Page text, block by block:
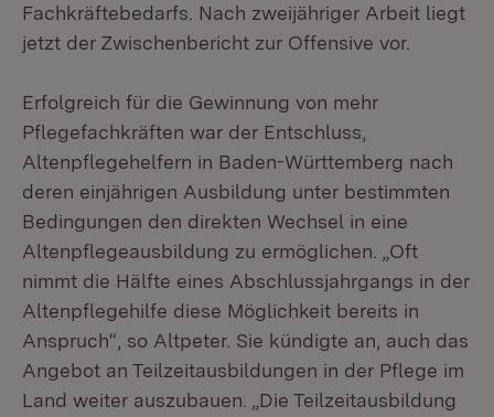
Fachkräftebedarfs. Nach zweijähriger Arbeit liegt
jetzt der Zwischenbericht zur Offensive vor.
Erfolgreich für die Gewinnung von mehr
Pflegefachkräften war der Entschluss,
Altenpflegehelfern in Baden-Württemberg nach
deren einjährigen Ausbildung unter bestimmten
Bedingungen den direkten Wechsel in eine
Altenpflegeausbildung zu ermöglichen. „Oft
nimmt die Hälfte eines Abschlussjahrgangs in der
Altenpflegehilfe diese Möglichkeit bereits in
Anspruch“, so Altpeter. Sie kündigte an, auch das
Angebot an Teilzeitausbildungen in der Pflege im
Land weiter auszubauen. „Die Teilzeitausbildung